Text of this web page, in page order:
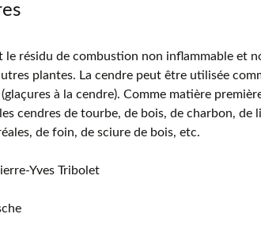
le résidu de combustion non inflammable et
plantes. La cendre peut être utilisée
à la cendre). Comme matière
cendres de tourbe, de bois, de charbon, de
de foin, de sciure de bois, etc.
Yves Tribolet